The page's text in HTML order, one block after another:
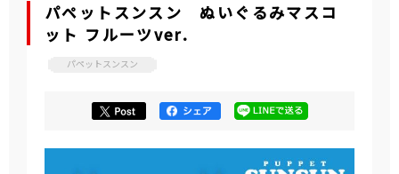
パペットスンスン ぬいぐるみマスコ
ット フルーツver.
パペットスンスン